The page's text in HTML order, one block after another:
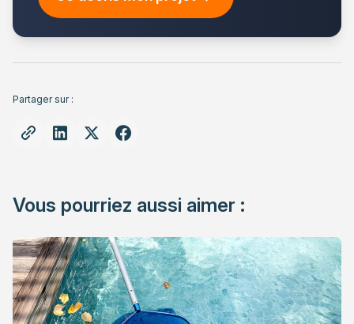
Partager sur :
Vous pourriez aussi aimer :